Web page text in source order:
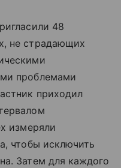
48
не страдающих
проблемами
приходил
измеряли
чтобы исключить
Затем для каждого